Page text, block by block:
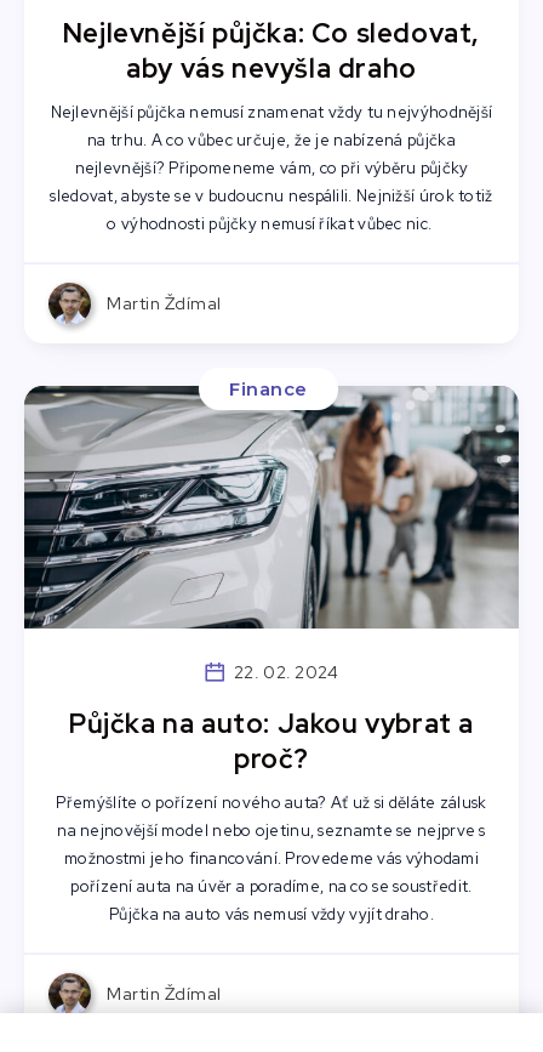
Nejlevnější půjčka: Co sledovat,
aby vás nevyšla draho
Nejlevnější půjčka nemusí znamenat vždy tu nejvýhodnější
na trhu. A co vůbec určuje, že je nabízená půjčka
nejlevnější? Připomeneme vám, co při výběru půjčky
sledovat, abyste se v budoucnu nespálili. Nejnižší úrok totiž
o výhodnosti půjčky nemusí říkat vůbec nic.
Martin Ždímal
Finance
22. 02. 2024
Půjčka na auto: Jakou vybrat a
proč?
Přemýšlíte o pořízení nového auta? Ať už si děláte zálusk
na nejnovější model nebo ojetinu, seznamte se nejprve s
možnostmi jeho financování. Provedeme vás výhodami
pořízení auta na úvěr a poradíme, na co se soustředit.
Půjčka na auto vás nemusí vždy vyjít draho.
Martin Ždímal